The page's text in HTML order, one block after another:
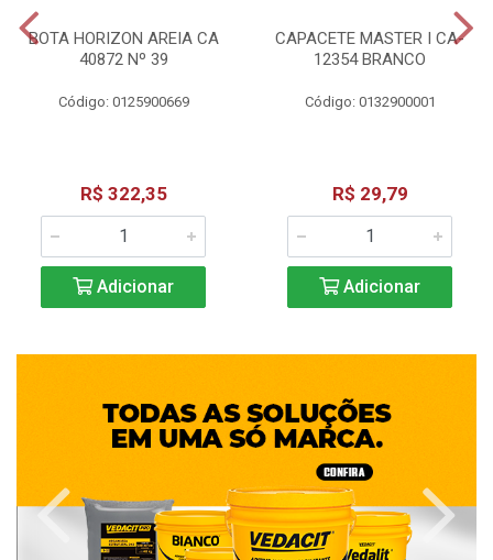
BOTA HORIZON AREIA CA
40872 Nº 39
Código: 0125900669
R$ 322,35
Adicionar
CAPACETE MASTER I CA-
12354 BRANCO
Código: 0132900001
R$ 29,79
Adicionar